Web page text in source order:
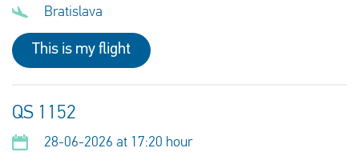
Bratislava
This is my flight
QS 1152
28-06-2026 at 17:20 hour